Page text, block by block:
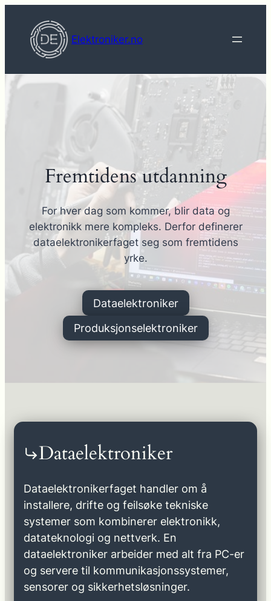
innhold
Elektroniker.no
Fremtidens utdanning
For hver dag som kommer, blir data og
elektronikk mere kompleks. Derfor definerer
dataelektronikerfaget seg som fremtidens
yrke.
Dataelektroniker
Produksjonselektroniker
Dataelektroniker
Dataelektronikerfaget handler om å
installere, drifte og feilsøke tekniske
systemer som kombinerer elektronikk,
datateknologi og nettverk. En
dataelektroniker arbeider med alt fra PC-er
og servere til kommunikasjonssystemer,
sensorer og sikkerhetsløsninger.